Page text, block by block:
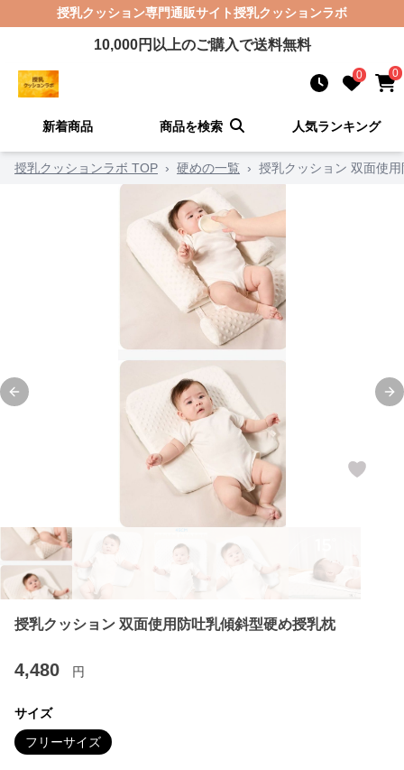
授乳クッション専門通販サイト授乳クッションラボ
10,000円以上のご購入で送料無料
0 0
新着商品 商品を検索 人気ランキング
授乳クッションラボ TOP › 硬めの一覧 › 授乳クッション 双面使
Previous slide
授乳クッション 双面使用防吐乳傾斜型硬め授乳枕
4,480 円
サイズ
フリーサイズ